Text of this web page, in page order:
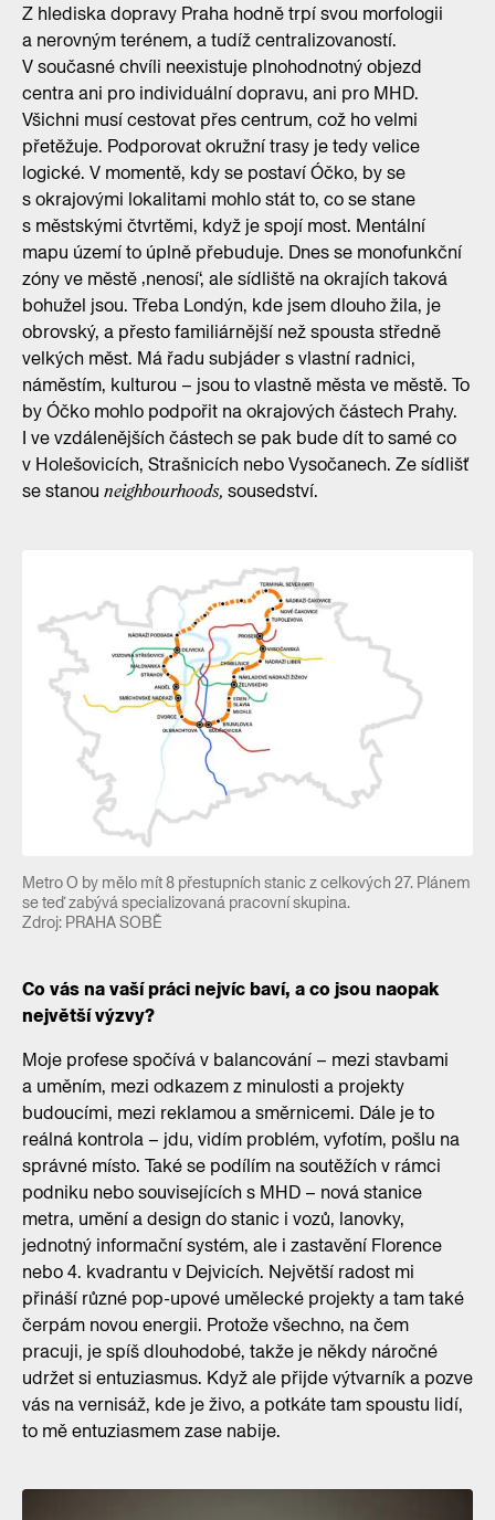
Z hlediska dopravy Praha hodně trpí svou morfologii
a nerovným terénem, a tudíž centralizovaností.
V současné chvíli neexistuje plnohodnotný objezd
centra ani pro individuální dopravu, ani pro MHD.
Všichni musí cestovat přes centrum, což ho velmi
přetěžuje. Podporovat okružní trasy je tedy velice
logické. V momentě, kdy se postaví Óčko, by se
s okrajovými lokalitami mohlo stát to, co se stane
s městskými čtvrtěmi, když je spojí most. Mentální
mapu území to úplně přebuduje. Dnes se monofunkční
zóny ve městě ‚nenosí‘, ale sídliště na okrajích taková
bohužel jsou. Třeba Londýn, kde jsem dlouho žila, je
obrovský, a přesto familiárnější než spousta středně
velkých měst. Má řadu subjáder s vlastní radnici,
náměstím, kulturou – jsou to vlastně města ve městě. To
by Óčko mohlo podpořit na okrajových částech Prahy.
I ve vzdálenějších částech se pak bude dít to samé co
v Holešovicích, Strašnicích nebo Vysočanech. Ze sídlišť
se stanou neighbourhoods, sousedství.
Metro O by mělo mít 8 přestupních stanic z celkových 27. Plánem
se teď zabývá specializovaná pracovní skupina.
Zdroj: PRAHA SOBĚ
Co vás na vaší práci nejvíc baví, a co jsou naopak
největší výzvy?
Moje profese spočívá v balancování – mezi stavbami
a uměním, mezi odkazem z minulosti a projekty
budoucími, mezi reklamou a směrnicemi. Dále je to
reálná kontrola – jdu, vidím problém, vyfotím, pošlu na
správné místo. Také se podílím na soutěžích v rámci
podniku nebo souvisejících s MHD – nová stanice
metra, umění a design do stanic i vozů, lanovky,
jednotný informační systém, ale i zastavění Florence
nebo 4. kvadrantu v Dejvicích. Největší radost mi
přináší různé pop-upové umělecké projekty a tam také
čerpám novou energii. Protože všechno, na čem
pracuji, je spíš dlouhodobé, takže je někdy náročné
udržet si entuziasmus. Když ale přijde výtvarník a pozve
vás na vernisáž, kde je živo, a potkáte tam spoustu lidí,
to mě entuziasmem zase nabije.